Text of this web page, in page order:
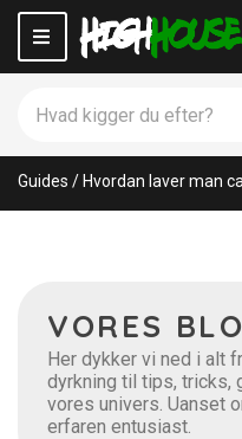
M
e
u
t
e
g
r
o
Guides / Hvordan laver man
VORES
Her dykker vi ned i alt
dyrkning til tips, tricks,
vores univers. Uanset
erfaren entusiast.